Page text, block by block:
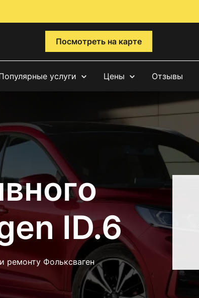
Посмотреть на карте
услуги Цены Отзывы
ID.6
ремонту Фольксваген